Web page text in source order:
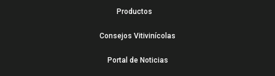
Productos
Consejos Vitivinícolas
Portal de Noticias